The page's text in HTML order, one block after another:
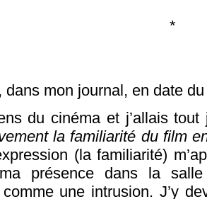
*
dans mon journal, en date
du cinéma et j’allais
la familiarité du film
(la familiarité)
présence dans la
une intrusion. J’y